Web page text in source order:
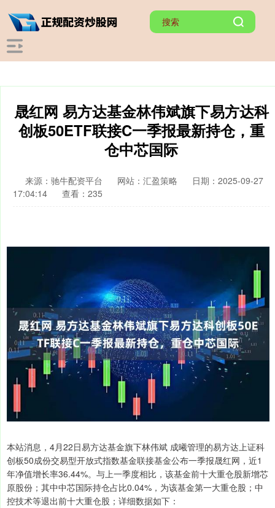
晟红网 易方达基金林伟斌旗下易方达科
创板50ETF联接C一季报最新持仓，重
仓中芯国际
来源：驰牛配资平台 网站：汇盈策略
日期：2025-09-27
17:04:14
查看：235
本站消息，4月22日易方达基金旗下林伟斌 成曦管理的易方达上证科
创板50成份交易型开放式指数基金联接基金公布一季报晟红网，近1
年净值增长率36.44%。与上一季度相比，该基金前十大重仓股新增芯
原股份；其中中芯国际持仓占比0.04%，为该基金第一大重仓股；中
控技术等退出前十大重仓股；详细数据如下：